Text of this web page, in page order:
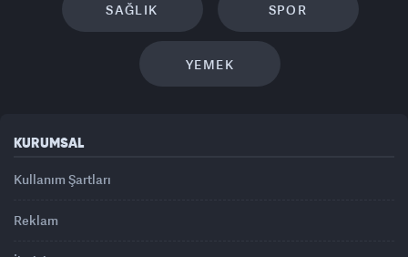
SAĞLIK SPOR
YEMEK
KURUMSAL
Kullanım Şartları
Reklam